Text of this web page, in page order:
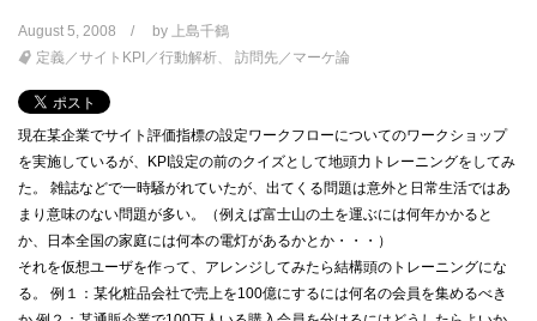
August 5, 2008 by
上島千鶴
定義／サイトKPI／行動解析
訪問先／マーケ論
現在某企業でサイト評価指標の設定ワークフローについてのワークショップ
を実施しているが、KPI設定の前のクイズとして地頭力トレーニングをしてみ
た。 雑誌などで一時騒がれていたが、出てくる問題は意外と日常生活ではあ
まり意味のない問題が多い。（例えば富士山の土を運ぶには何年かかると
か、日本全国の家庭には何本の電灯があるかとか・・・）
それを仮想ユーザを作って、アレンジしてみたら結構頭のトレーニングにな
る。 例１：某化粧品会社で売上を100億にするには何名の会員を集めるべき